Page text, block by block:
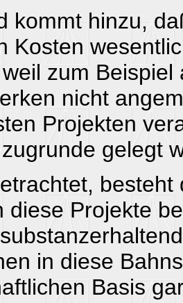
kommt hinzu,
Kosten
zum
nicht
Projekten
gelegt
diese Projekte
in diese
Basis